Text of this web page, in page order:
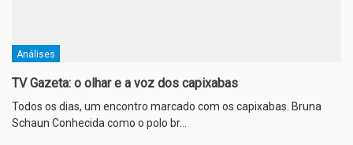
Análises
TV Gazeta: o olhar e a voz dos capixabas
Todos os dias, um encontro marcado com os capixabas. Bruna
Schaun Conhecida como o polo br…